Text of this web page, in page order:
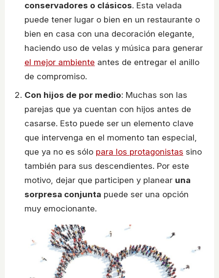
conservadores o clásicos. Esta velada
puede tener lugar o bien en un restaurante o
bien en casa con una decoración elegante,
haciendo uso de velas y música para generar
el mejor ambiente antes de entregar el anillo
de compromiso.
Con hijos de por medio: Muchas son las
parejas que ya cuentan con hijos antes de
casarse. Esto puede ser un elemento clave
que intervenga en el momento tan especial,
que ya no es sólo para los protagonistas sino
también para sus descendientes. Por este
motivo, dejar que participen y planear una
sorpresa conjunta puede ser una opción
muy emocionante.